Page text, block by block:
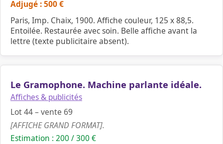
Adjugé : 500 €
Paris, Imp. Chaix, 1900. Affiche couleur, 125 x 88,5.
Entoilée. Restaurée avec soin. Belle affiche avant la
lettre (texte publicitaire absent).
Le Gramophone. Machine parlante idéale.
Affiches & publicités
Lot 44 – vente 69
[AFFICHE GRAND FORMAT].
Estimation : 200 / 300 €